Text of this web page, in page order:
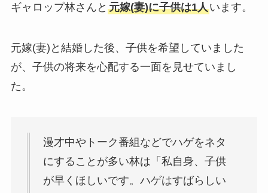
ギャロップ林さんと 元嫁(妻)に子供は1人います。
元嫁(妻)と結婚した後、子供を希望していました
が、子供の将来を心配する一面を見せていまし
た。
漫才中やトーク番組などでハゲをネタ
にすることが多い林は「私自身、子供
が早くほしいです。ハゲはすばらしい